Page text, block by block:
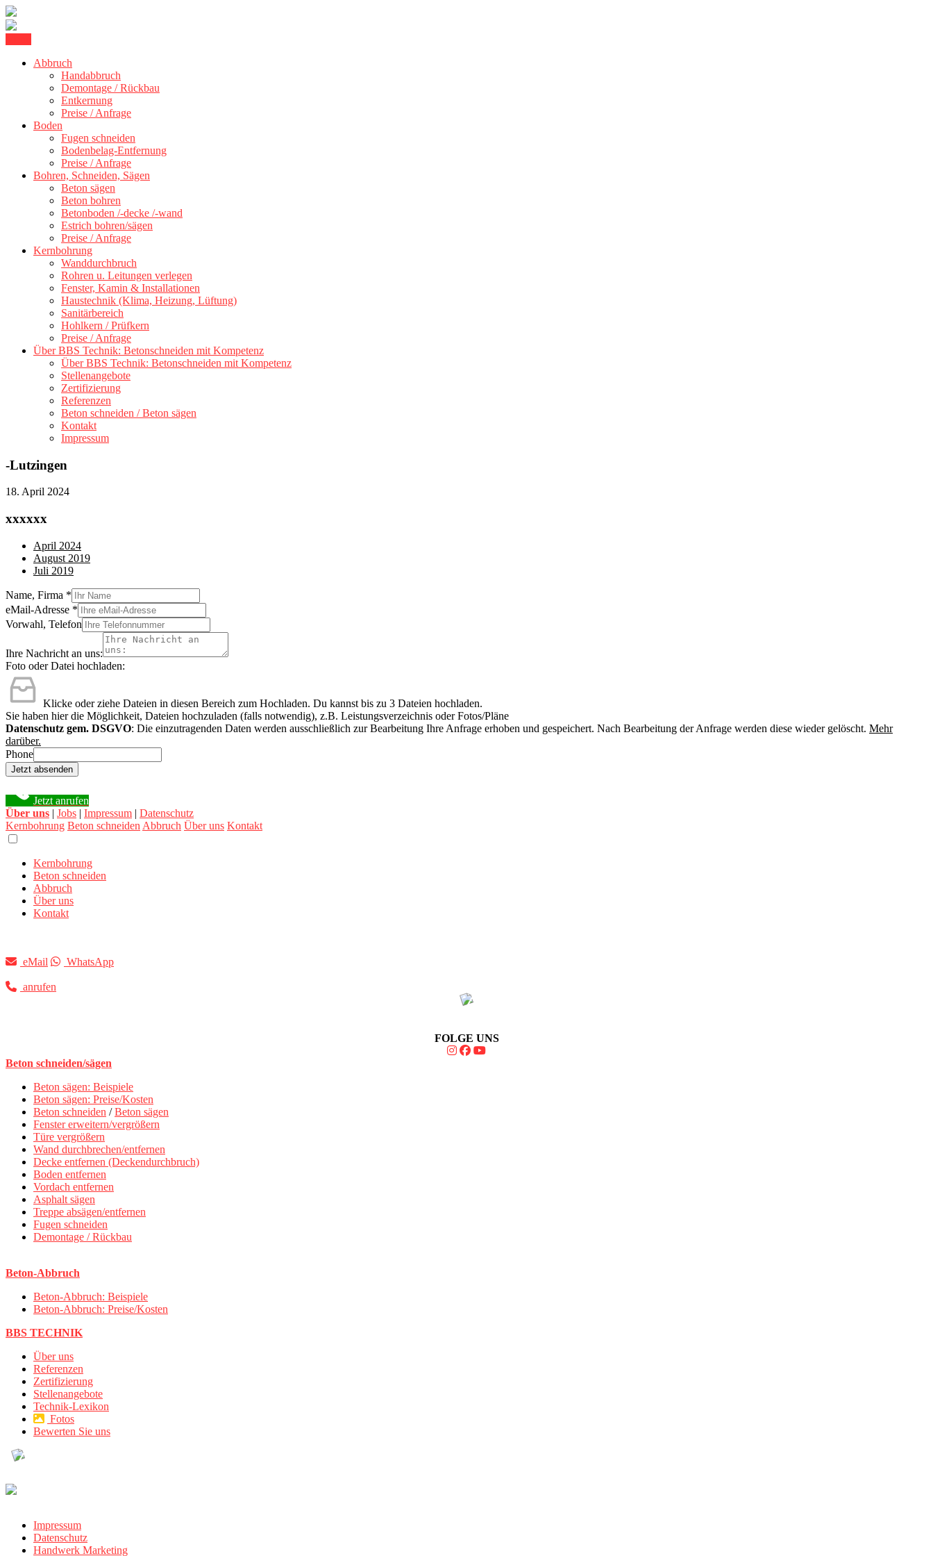
content
Betonschneiden Stuttgart
Abbruch
Handabbruch
Demontage / Rückbau
Entkernung
Preise / Anfrage
Boden
Fugen schneiden
Bodenbelag-Entfernung
Preise / Anfrage
Bohren, Schneiden, Sägen
Beton sägen
Beton bohren
Betonboden /-decke /-wand
Estrich bohren/sägen
Preise / Anfrage
Kernbohrung
Wanddurchbruch
Rohren u. Leitungen verlegen
Fenster, Kamin & Installationen
Haustechnik (Klima, Heizung, Lüftung)
Sanitärbereich
Hohlkern / Prüfkern
Preise / Anfrage
Über BBS Technik: Betonschneiden mit Kompetenz
Über BBS Technik: Betonschneiden mit Kompetenz
Stellenangebote
Zertifizierung
Referenzen
Beton schneiden / Beton sägen
Kontakt
Impressum
-Lutzingen
18. April 2024
xxxxxx
April 2024
August 2019
Juli 2019
Name, Firma *
eMail-Adresse *
Vorwahl, Telefon
Ihre Nachricht an uns:
Foto oder Datei hochladen:
Klicke oder ziehe Dateien in diesen Bereich zum Hochladen. Du kannst bis zu 3 Dateien hochladen.
Sie haben hier die Möglichkeit, Dateien hochzuladen (falls notwendig), z.B. Leistungsverzeichnis oder Fotos/Pläne
Datenschutz gem. DSGVO: Die einzutragenden Daten werden ausschließlich zur Bearbeitung Ihre Anfrage erhoben und gespeichert. Nach Bearbeitung der Anfrage werden diese wieder gelöscht. Mehr
darüber.
Phone
Jetzt absenden
Jetzt anrufen
Über uns | Jobs | Impressum | Datenschutz
Kernbohrung Beton schneiden Abbruch Über uns Kontakt
Kernbohrung
Beton schneiden
Abbruch
Über uns
Kontakt
eMail WhatsApp
anrufen
FOLGE UNS
Beton schneiden/sägen
Beton sägen: Beispiele
Beton sägen: Preise/Kosten
Beton schneiden /Beton sägen
Fenster erweitern/vergrößern
Türe vergrößern
Wand durchbrechen/entfernen
Decke entfernen (Deckendurchbruch)
Boden entfernen
Vordach entfernen
Asphalt sägen
Treppe absägen/entfernen
Fugen schneiden
Demontage / Rückbau
Beton-Abbruch
Beton-Abbruch: Beispiele
Beton-Abbruch: Preise/Kosten
BBS TECHNIK
Über uns
Referenzen
Zertifizierung
Stellenangebote
Technik-Lexikon
Fotos
Bewerten Sie uns
Impressum
Datenschutz
Handwerk Marketing